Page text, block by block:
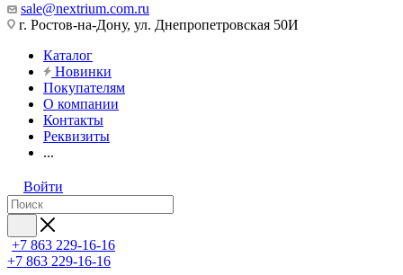
sale@nextrium.com.ru
г. Ростов-на-Дону, ул. Днепропетровская 50И
Каталог
Новинки
Покупателям
О компании
Контакты
Реквизиты
...
Войти
+7 863 229-16-16
+7 863 229-16-16